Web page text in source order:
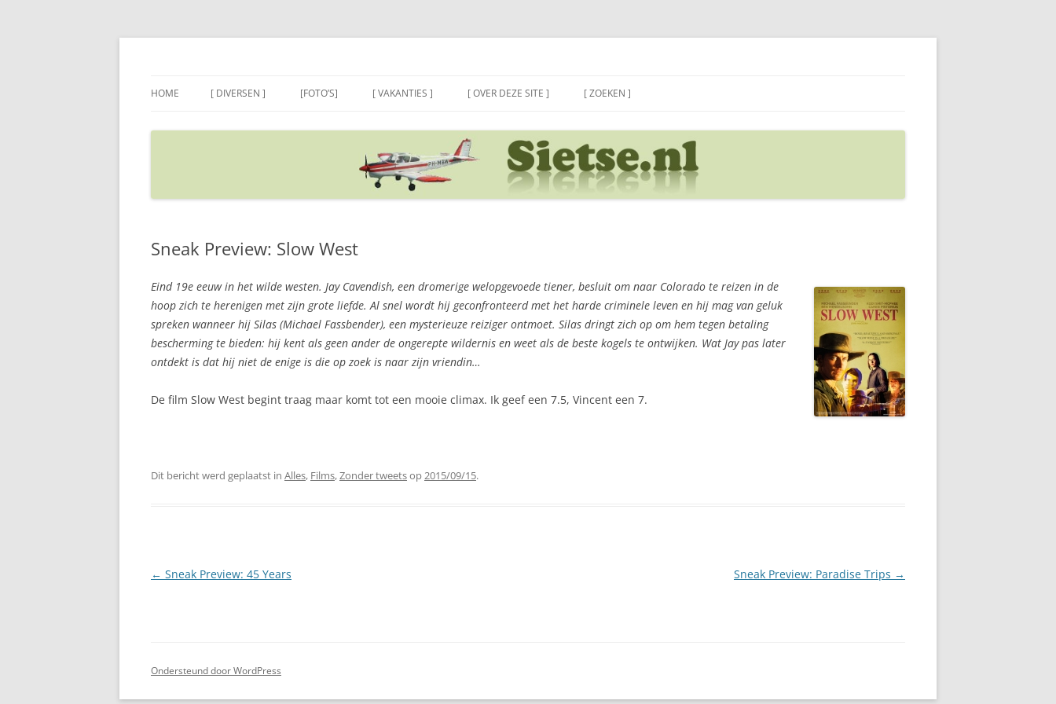
Ga
HOME [ DIVERSEN ] [FOTO’S] [ VAKANTIES ] [ OVER DEZE SITE ] [ ZOEKEN ]
Sneak Preview: Slow West
Eind 19e eeuw in het wilde westen. Jay Cavendish, een dromerige welopgevoede tiener, besluit om naar Colorado te reizen in de
hoop zich te herenigen met zijn grote liefde. Al snel wordt hij geconfronteerd met het harde criminele leven en hij mag van geluk
spreken wanneer hij Silas (Michael Fassbender), een mysterieuze reiziger ontmoet. Silas dringt zich op om hem tegen betaling
bescherming te bieden: hij kent als geen ander de ongerepte wildernis en weet als de beste kogels te ontwijken. Wat Jay pas later
ontdekt is dat hij niet de enige is die op zoek is naar zijn vriendin…
De film Slow West begint traag maar komt tot een mooie climax. Ik geef een 7.5, Vincent een 7.
Dit bericht werd geplaatst in Alles, Films,Zonder tweetsop2015/09/15.
Berichtnavigatie
← Sneak Preview: 45 Years Sneak Preview: Paradise Trips →
Ondersteund door WordPress